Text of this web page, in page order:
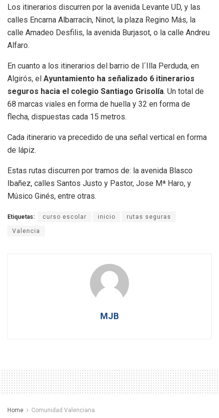
Los itinerarios discurren por la avenida Levante UD, y las
calles Encarna Albarracín, Ninot, la plaza Regino Más, la
calle Amadeo Desfilis, la avenida Burjasot, o la calle Andreu
Alfaro.
En cuanto a los itinerarios del barrio de l´Illa Perduda, en
Algirós, el Ayuntamiento ha señalizado 6 itinerarios
seguros hacia el colegio Santiago Grisolía. Un total de
68 marcas viales en forma de huella y 32 en forma de
flecha, dispuestas cada 15 metros.
Cada itinerario va precedido de una señal vertical en forma
de lápiz.
Estas rutas discurren por tramos de: la avenida Blasco
Ibañez, calles Santos Justo y Pastor, Jose Mª Haro, y
Músico Ginés, entre otras.
Etiquetas: curso escolar inicio rutas seguras
Valencia
MJB
Home Comunidad Valenciana